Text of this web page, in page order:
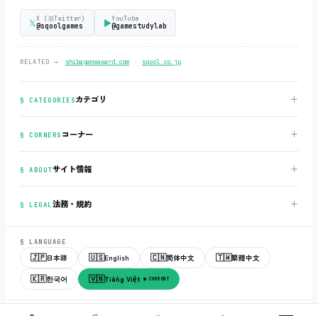
𝕏X (旧Twitter)
@sqoolgames ▶YouTube
@gamestudylab
RELATED → shibagameaward.com ‧ sqool.co.jp
§ CATEGORIESカテゴリ ＋
§ CORNERS コーナー ＋
§ ABOUTサイト情報 ＋
§ LEGAL法務・規約 ＋
§ LANGUAGE
🇯🇵日本語 🇺🇸English 🇨🇳简体中文 🇹🇼繁體中文
🇰🇷한국어 🇻🇳Tiếng Việt ● CURRENT